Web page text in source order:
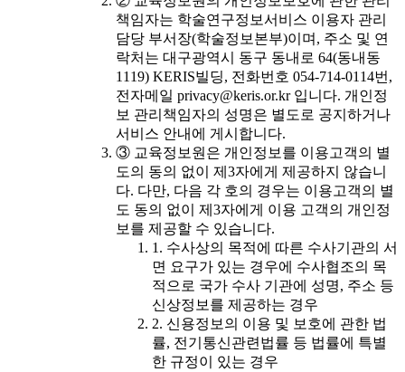
책임자는 학술연구정보서비스 이용자 관리
담당 부서장(학술정보본부)이며, 주소 및 연
락처는 대구광역시 동구 동내로 64(동내동
1119) KERIS빌딩, 전화번호 054-714-0114번,
전자메일 privacy@keris.or.kr 입니다. 개인정
보 관리책임자의 성명은 별도로 공지하거나
서비스 안내에 게시합니다.
③ 교육정보원은 개인정보를 이용고객의 별
도의 동의 없이 제3자에게 제공하지 않습니
다. 다만, 다음 각 호의 경우는 이용고객의 별
도 동의 없이 제3자에게 이용 고객의 개인정
보를 제공할 수 있습니다.
1. 수사상의 목적에 따른 수사기관의 서
면 요구가 있는 경우에 수사협조의 목
적으로 국가 수사 기관에 성명, 주소 등
신상정보를 제공하는 경우
2. 신용정보의 이용 및 보호에 관한 법
률, 전기통신관련법률 등 법률에 특별
한 규정이 있는 경우